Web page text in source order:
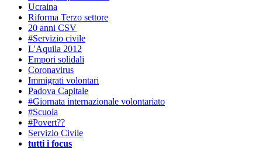
Ucraina
Riforma Terzo settore
20 anni CSV
#Servizio civile
L'Aquila 2012
Empori solidali
Coronavirus
Immigrati volontari
Padova Capitale
#Giornata internazionale volontariato
#Scuola
#Povert??
Servizio Civile
tutti i focus